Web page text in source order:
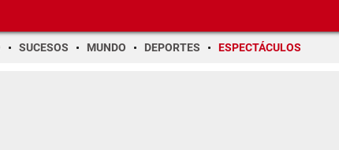
SUCESOS MUNDO DEPORTES ESPECTÁCULOS